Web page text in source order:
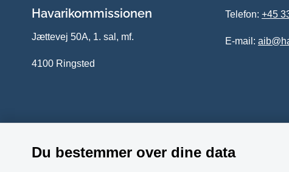
Havarikommissionen
Jættevej 50A, 1. sal, mf.
4100 Ringsted
Telefon: +45
E-mail:
Du bestemmer over dine data